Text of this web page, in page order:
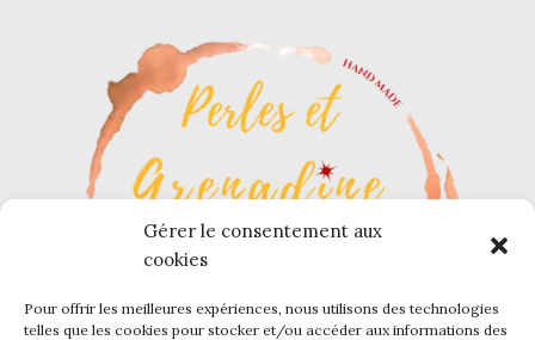
Gérer le consentement aux
cookies
Pour offrir les meilleures expériences, nous utilisons des technologies
telles que les cookies pour stocker et/ou accéder aux informations des